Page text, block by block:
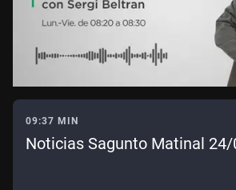
09:37 MIN
Noticias Sagunto Matinal